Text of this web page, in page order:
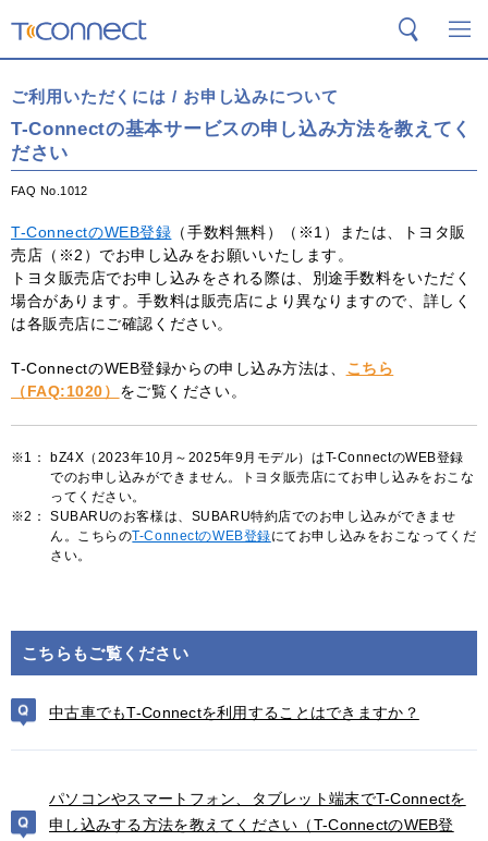
検索
ご利用いただくには / お申し込みについて
T-Connectの基本サービスの申し込み方法を教えてく
ださい
FAQ No.1012
T-ConnectのWEB登録 （手数料無料）（※1）または、トヨタ販
売店（※2）でお申し込みをお願いいたします。
トヨタ販売店でお申し込みをされる際は、別途手数料をいただく
場合があります。手数料は販売店により異なりますので、詳しく
は各販売店にご確認ください。
T-ConnectのWEB登録からの申し込み方法は、 こちら
（FAQ:1020） をご覧ください。
※1：
bZ4X（2023年10月～2025年9月モデル）はT-ConnectのWEB登録
でのお申し込みができません。トヨタ販売店にてお申し込みをおこな
ってください。
※2：
SUBARUのお客様は、SUBARU特約店でのお申し込みができませ
ん。こちらのT-ConnectのWEB登録にてお申し込みをおこなってくだ
さい。
こちらもご覧ください
中古車でもT-Connectを利用することはできますか？
パソコンやスマートフォン、タブレット端末でT-Connectを
申し込みする方法を教えてください（T-ConnectのWEB登